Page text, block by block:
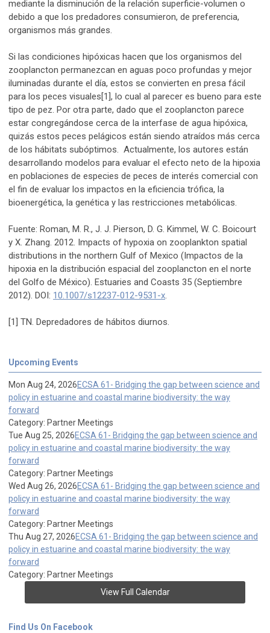
mediante la disminución de la relación superficie-volumen o
debido a que los predadores consumieron, de preferencia,
organismos más grandes.
Si las condiciones hipóxicas hacen que los organismos del
zooplancton permanezcan en aguas poco profundas y mejor
iluminadas durante el día, estos se convierten en presa fácil
para los peces visuales[1], lo cual al parecer es bueno para este
tipo de pez. Por otra parte, dado que el zooplancton parece
estar congregándose cerca de la interfase de agua hipóxica,
quizás estos peces pelágicos están siendo atraídos más cerca
de los hábitats subóptimos. Actualmente, los autores están
desarrollando modelos para evaluar el efecto neto de la hipoxia
en poblaciones de especies de peces de interés comercial con
el fin de evaluar los impactos en la eficiencia trófica, la
bioenergética, la genética y las restricciones metabólicas.
Fuente: Roman, M. R., J. J. Pierson, D. G. Kimmel, W. C. Boicourt
y X. Zhang. 2012. Impacts of hypoxia on zooplankton spatial
distributions in the northern Gulf of Mexico (Impactos de la
hipoxia en la distribución espacial del zooplancton en el norte
del Golfo de México). Estuaries and Coasts 35 (Septiembre
2012). DOI: 10.1007/s12237-012-9531-x.
[1] TN. Depredadores de hábitos diurnos.
Upcoming Events
Mon Aug 24, 2026ECSA 61- Bridging the gap between science and
policy in estuarine and coastal marine biodiversity: the way
forward
Category: Partner Meetings
Tue Aug 25, 2026ECSA 61- Bridging the gap between science and
policy in estuarine and coastal marine biodiversity: the way
forward
Category: Partner Meetings
Wed Aug 26, 2026ECSA 61- Bridging the gap between science and
policy in estuarine and coastal marine biodiversity: the way
forward
Category: Partner Meetings
Thu Aug 27, 2026ECSA 61- Bridging the gap between science and
policy in estuarine and coastal marine biodiversity: the way
forward
Category: Partner Meetings
View Full Calendar
Find Us On Facebook